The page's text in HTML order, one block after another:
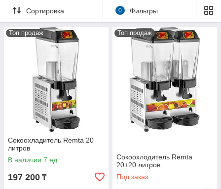
Сортировка 0 Фильтры
Топ продаж
Сокоохладитель Remta 20
литров
В наличии 7 ед.
197 200 ₸
Топ продаж
Сокоохлодитель Remta
20+20 литров
Под заказ